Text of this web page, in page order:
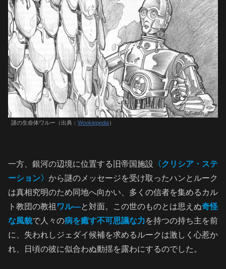
謎の生命体ワルー（出典： Wookiepedia）
一方、銀河の辺境に位置する旧帝国施設 〈クリシア・ステ
ーション〉 から謎のメッセージを受け取ったハンとルーク
は真相究明のため同地へ向かい、多くの信者を集めるカル
ト教団の教祖 ワル―と対面。この世のものとは思えぬ奇怪
な風貌で人々の病を癒す不可思議な力を持つの持ち主を前
に、失われしジェダイ候補を求めるルークは激しく心惹か
れ、日頃の彼に似合わぬ動揺を露わにするのでした。